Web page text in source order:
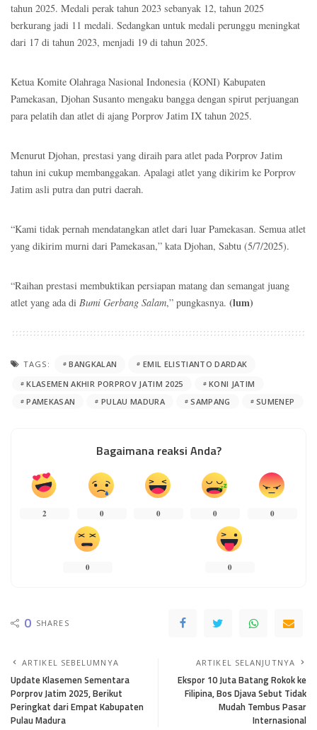
tahun 2025. Medali perak tahun 2023 sebanyak 12, tahun 2025
berkurang jadi 11 medali. Sedangkan untuk medali perunggu meningkat
dari 17 di tahun 2023, menjadi 19 di tahun 2025.
Ketua Komite Olahraga Nasional Indonesia (KONI) Kabupaten
Pamekasan, Djohan Susanto mengaku bangga dengan spirut perjuangan
para pelatih dan atlet di ajang Porprov Jatim IX tahun 2025.
Menurut Djohan, prestasi yang diraih para atlet pada Porprov Jatim
tahun ini cukup membanggakan. Apalagi atlet yang dikirim ke Porprov
Jatim asli putra dan putri daerah.
“Kami tidak pernah mendatangkan atlet dari luar Pamekasan. Semua atlet
yang dikirim murni dari Pamekasan,” kata Djohan, Sabtu (5/7/2025).
“Raihan prestasi membuktikan persiapan matang dan semangat juang
atlet yang ada di Bumi Gerbang Salam,” pungkasnya. (lum)
TAGS: BANGKALAN
EMIL ELISTIANTO DARDAK
KLASEMEN AKHIR PORPROV JATIM 2025
KONI JATIM
PAMEKASAN
PULAU MADURA SAMPANG SUMENEP
Bagaimana reaksi Anda?
2 0 0 0 0
0 0
0 SHARES
ARTIKEL SEBELUMNYA
Update Klasemen Sementara
Porprov Jatim 2025, Berikut
Peringkat dari Empat Kabupaten
Pulau Madura
ARTIKEL SELANJUTNYA
Ekspor 10 Juta Batang Rokok ke
Filipina, Bos Djava Sebut Tidak
Mudah Tembus Pasar
Internasional